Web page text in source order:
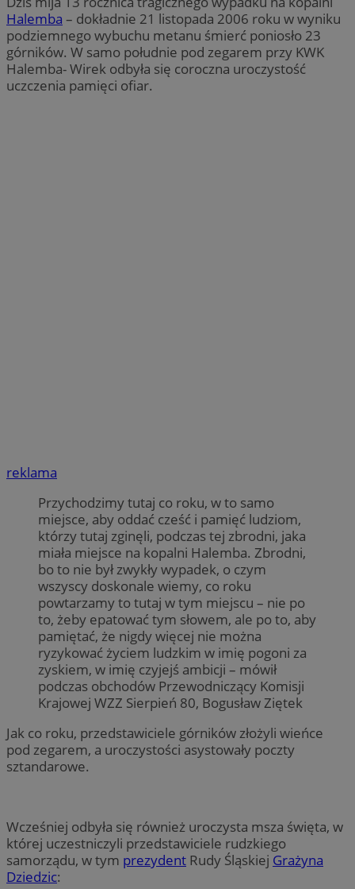
Halemba – dokładnie 21 listopada 2006 roku w wyniku
podziemnego wybuchu metanu śmierć poniosło 23
górników. W samo południe pod zegarem przy KWK
Halemba- Wirek odbyła się coroczna uroczystość
uczczenia pamięci ofiar.
reklama
Przychodzimy tutaj co roku, w to samo
miejsce, aby oddać cześć i pamięć ludziom,
którzy tutaj zginęli, podczas tej zbrodni, jaka
miała miejsce na kopalni Halemba. Zbrodni,
bo to nie był zwykły wypadek, o czym
wszyscy doskonale wiemy, co roku
powtarzamy to tutaj w tym miejscu – nie po
to, żeby epatować tym słowem, ale po to, aby
pamiętać, że nigdy więcej nie można
ryzykować życiem ludzkim w imię pogoni za
zyskiem, w imię czyjejś ambicji – mówił
podczas obchodów Przewodniczący Komisji
Krajowej WZZ Sierpień 80, Bogusław Ziętek
Jak co roku, przedstawiciele górników złożyli wieńce
pod zegarem, a uroczystości asystowały poczty
sztandarowe.
Wcześniej odbyła się również uroczysta msza święta, w
której uczestniczyli przedstawiciele rudzkiego
samorządu, w tym prezydent Rudy Śląskiej Grażyna
Dziedzic: